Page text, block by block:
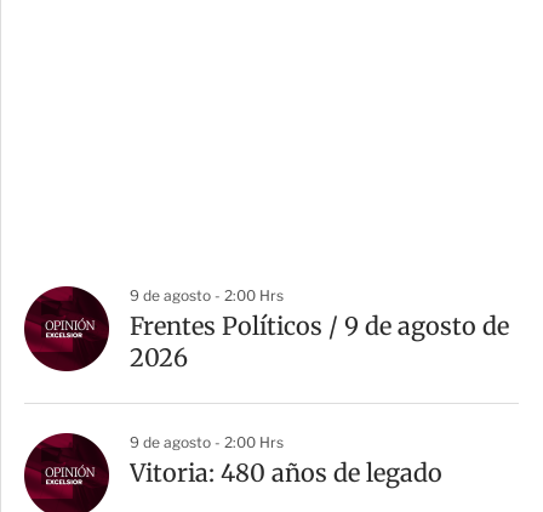
9 de agosto - 2:00 Hrs
Frentes Políticos / 9 de agosto de
2026
9 de agosto - 2:00 Hrs
Vitoria: 480 años de legado